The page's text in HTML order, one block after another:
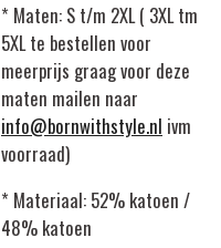
* Maten: S t/m 2XL ( 3XL tm
5XL te bestellen voor
meerprijs graag voor deze
maten mailen naar
info@bornwithstyle.nl ivm
voorraad)
* Materiaal: 52% katoen /
48% katoen